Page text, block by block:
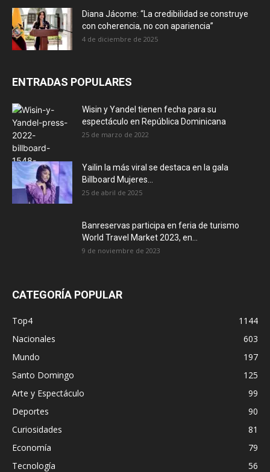
Diana Jácome: “La credibilidad se construye
con coherencia, no con apariencia”
4 de diciembre de 2025
ENTRADAS POPULARES
Wisin y Yandel tienen fecha para su
espectáculo en República Dominicana
25 de marzo de 2022
Yailin la más viral se destaca en la gala
Billboard Mujeres...
25 de abril de 2025
Banreservas participa en feria de turismo
World Travel Market 2023, en...
9 de noviembre de 2023
CATEGORÍA POPULAR
Top4
1144
Nacionales
603
Mundo
197
Santo Domingo
125
Arte y Espectáculo
99
Deportes
90
Curiosidades
81
Economía
79
Tecnología
56